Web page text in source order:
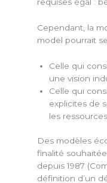
Cependant, la
model pourrait
Celle qui
une vision
Celle qui
explicites de
les
Des modèles
finalité
depuis 1987
définition d’un